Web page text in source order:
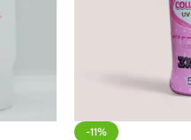
-11%